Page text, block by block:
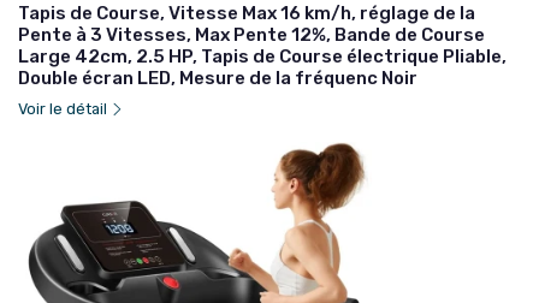
Tapis de Course, Vitesse Max 16 km/h, réglage de la
Pente à 3 Vitesses, Max Pente 12%, Bande de Course
Large 42cm, 2.5 HP, Tapis de Course électrique Pliable,
Double écran LED, Mesure de la fréquenc Noir
Voir le détail